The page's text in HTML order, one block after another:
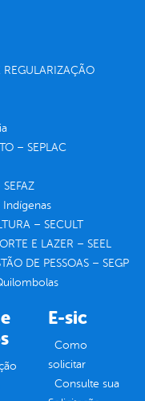
REGULARIZAÇÃO
– SEPLAC
Indígenas
– SECULT
E LAZER – SEEL
DE PESSOAS – SEGP
E-sic
Como
solicitar
Consulte sua